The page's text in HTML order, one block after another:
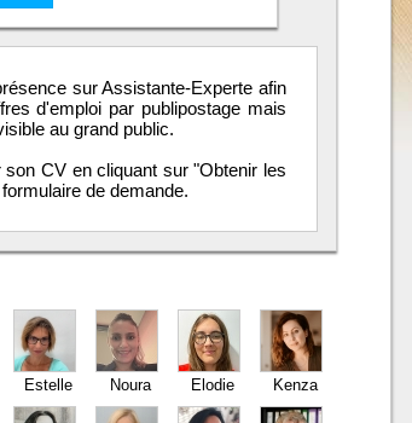
sur Assistante-Experte afin
d'emploi par publipostage mais
au grand public.
CV en cliquant sur "Obtenir les
de demande.
Estelle Noura Elodie Kenza